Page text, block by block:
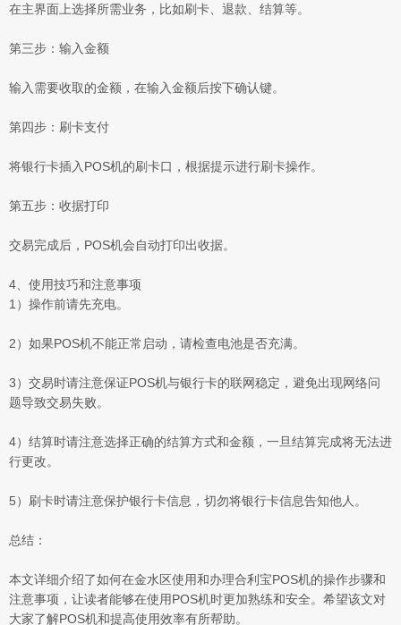
在主界面上选择所需业务，比如刷卡、退款、结算等。
第三步：输入金额
输入需要收取的金额，在输入金额后按下确认键。
第四步：刷卡支付
将银行卡插入POS机的刷卡口，根据提示进行刷卡操作。
第五步：收据打印
交易完成后，POS机会自动打印出收据。
4、使用技巧和注意事项
1）操作前请先充电。
2）如果POS机不能正常启动，请检查电池是否充满。
3）交易时请注意保证POS机与银行卡的联网稳定，避免出现网络问
题导致交易失败。
4）结算时请注意选择正确的结算方式和金额，一旦结算完成将无法进
行更改。
5）刷卡时请注意保护银行卡信息，切勿将银行卡信息告知他人。
总结：
本文详细介绍了如何在金水区使用和办理合利宝POS机的操作步骤和
注意事项，让读者能够在使用POS机时更加熟练和安全。希望该文对
大家了解POS机和提高使用效率有所帮助。